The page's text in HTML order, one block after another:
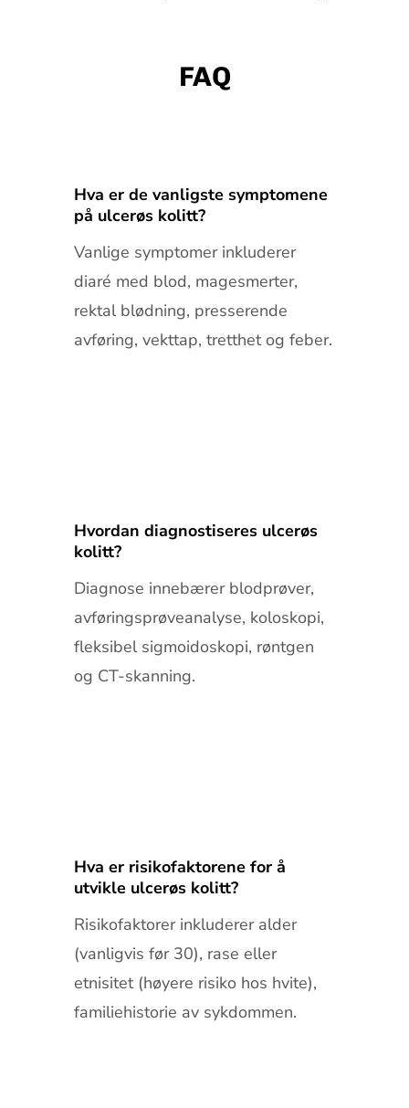
FAQ
Hva er de vanligste symptomene
på ulcerøs kolitt?
Vanlige symptomer inkluderer
diaré med blod, magesmerter,
rektal blødning, presserende
avføring, vekttap, tretthet og feber.
Hvordan diagnostiseres ulcerøs
kolitt?
Diagnose innebærer blodprøver,
avføringsprøveanalyse, koloskopi,
fleksibel sigmoidoskopi, røntgen
og CT-skanning.
Hva er risikofaktorene for å
utvikle ulcerøs kolitt?
Risikofaktorer inkluderer alder
(vanligvis før 30), rase eller
etnisitet (høyere risiko hos hvite),
familiehistorie av sykdommen.